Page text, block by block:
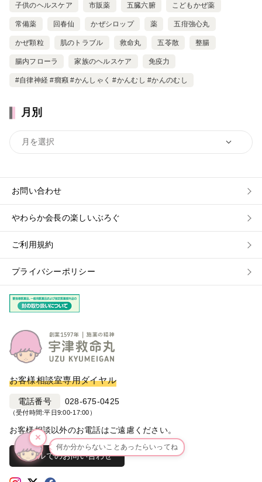
子供のヘルスケア 市販薬 五臓六腑 こどもかぜ薬
常備薬 回春仙 かぜシロップ 薬 五疳強心丸
かぜ顆粒 肌のトラブル 救命丸 五苓散 整腸
腸内フローラ 家族のヘルスケア 免疫力
#自律神経 #癇癪 #かんしゃく #かんむし #かんのむし
月別
お客様相談室専用ダイヤル
電話番号 028-675-0425
（受付時間:平日9:00-17:00）
お客様相談以外のお電話はご遠慮ください。
メールでのお問い合わせ
お問い合わせ
やわらか会長の楽しいぶろぐ
ご利用規約
プライバシーポリシー
×
何か分からないことあったらいってね